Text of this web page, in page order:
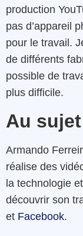
production
pas d’appareil
pour le travail.
de différents
possible de
plus difficile.
Au
Armando
réalise des
la technologie
découvrir son
et Facebook.